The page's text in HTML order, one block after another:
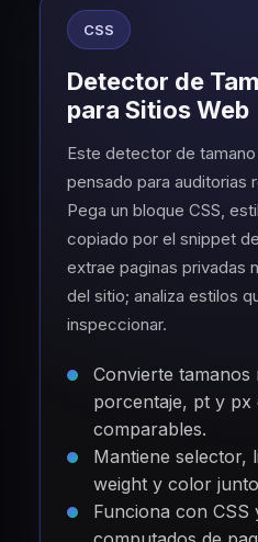
CSS
Detector de
para Sitios Web
Este detector de
pensado para auditorias
Pega un bloque CSS,
copiado por el snippet
extrae paginas privadas
del sitio; analiza estilos
inspeccionar.
Convierte tamanos
porcentaje, pt y px
comparables.
Mantiene selector,
weight y color
Funciona con CSS